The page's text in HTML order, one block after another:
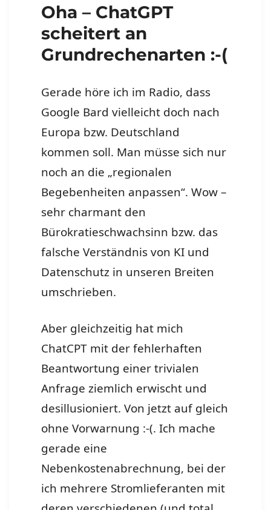
Oha – ChatGPT
scheitert an
Grundrechenarten :-(
Gerade höre ich im Radio, dass
Google Bard vielleicht doch nach
Europa bzw. Deutschland
kommen soll. Man müsse sich nur
noch an die „regionalen
Begebenheiten anpassen“. Wow –
sehr charmant den
Bürokratieschwachsinn bzw. das
falsche Verständnis von KI und
Datenschutz in unseren Breiten
umschrieben.
Aber gleichzeitig hat mich
ChatCPT mit der fehlerhaften
Beantwortung einer trivialen
Anfrage ziemlich erwischt und
desillusioniert. Von jetzt auf gleich
ohne Vorwarnung :-(. Ich mache
gerade eine
Nebenkostenabrechnung, bei der
ich mehrere Stromlieferanten mit